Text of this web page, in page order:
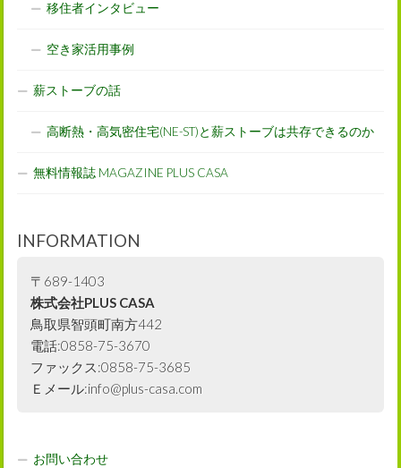
移住者インタビュー
空き家活用事例
薪ストーブの話
高断熱・高気密住宅(NE-ST)と薪ストーブは共存できるのか
無料情報誌 MAGAZINE PLUS CASA
INFORMATION
〒689-1403
株式会社PLUS CASA
鳥取県智頭町南方442
電話:0858-75-3670
ファックス:0858-75-3685
Ｅメール:info@plus-casa.com
お問い合わせ